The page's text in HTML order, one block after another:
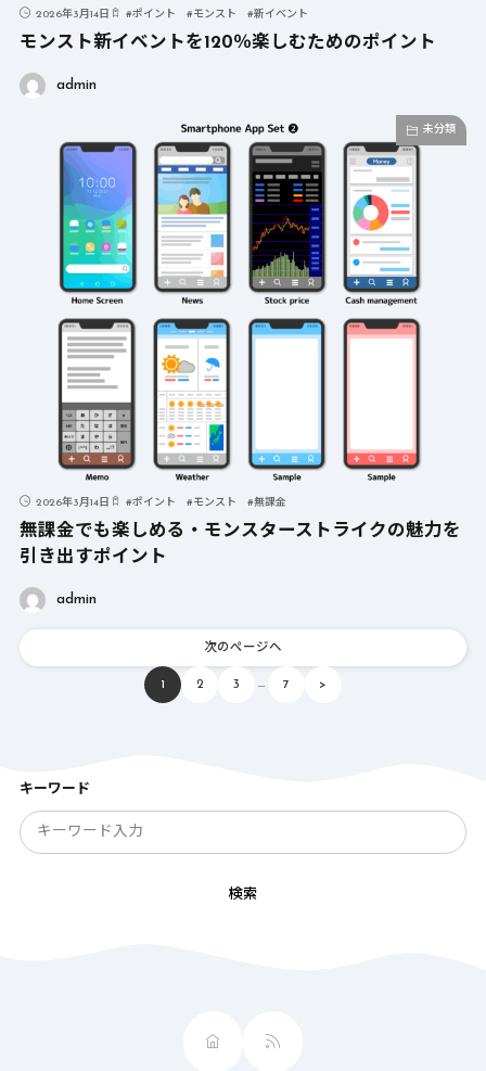
2026年3月14日 #ポイント #モンスト #新イベント
モンスト新イベントを120％楽しむためのポイント
admin
未分類
2026年3月14日 #ポイント #モンスト #無課金
無課金でも楽しめる・モンスターストライクの魅力を
引き出すポイント
admin
次のページへ
1 2 3 … 7 >
キーワード
検索